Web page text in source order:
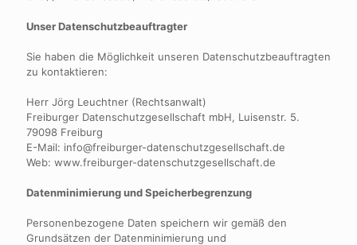
Unser Datenschutzbeauftragter
Sie haben die Möglichkeit unseren Datenschutzbeauftragten
zu kontaktieren:
Herr Jörg Leuchtner (Rechtsanwalt)
Freiburger Datenschutzgesellschaft mbH, Luisenstr. 5.
79098 Freiburg
E-Mail: info@freiburger-datenschutzgesellschaft.de
Web: www.freiburger-datenschutzgesellschaft.de
Datenminimierung und Speicherbegrenzung
Personenbezogene Daten speichern wir gemäß den
Grundsätzen der Datenminimierung und